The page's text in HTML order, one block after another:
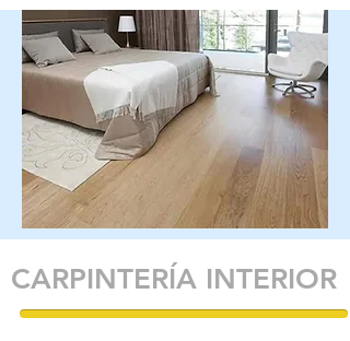
CARPINTERÍA INTERIOR